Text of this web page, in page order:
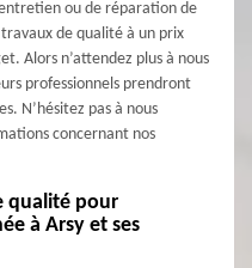
ou de réparation de
de qualité à un prix
Alors n’attendez plus à nous
professionnels prendront
N’hésitez pas à nous
concernant nos
qualité pour
à Arsy et ses